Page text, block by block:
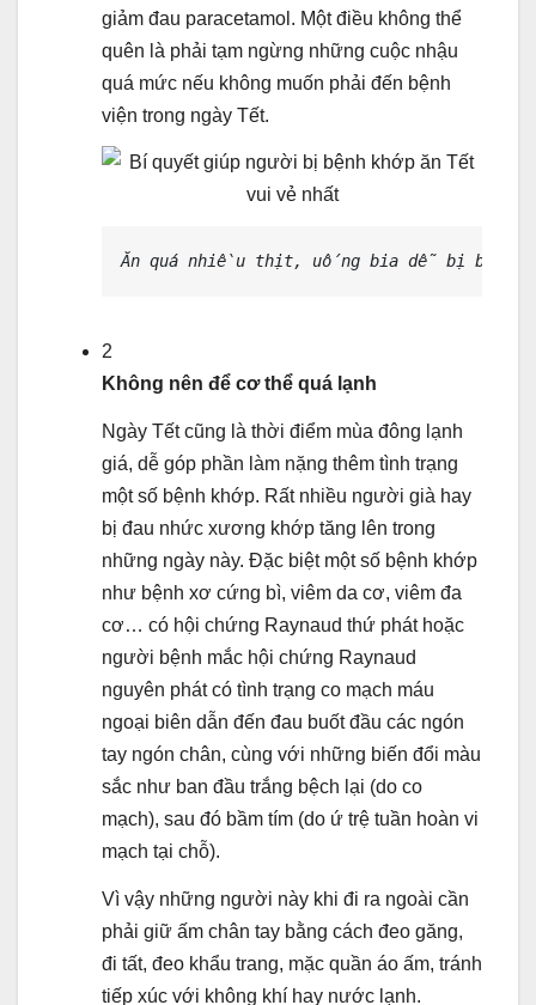
giảm đau paracetamol. Một điều không thể
quên là phải tạm ngừng những cuộc nhậu
quá mức nếu không muốn phải đến bệnh
viện trong ngày Tết.
Ăn quá nhiều thịt, uống bia dễ bị bệnh
2
Không nên để cơ thể quá lạnh
Ngày Tết cũng là thời điểm mùa đông lạnh
giá, dễ góp phần làm nặng thêm tình trạng
một số bệnh khớp. Rất nhiều người già hay
bị đau nhức xương khớp tăng lên trong
những ngày này. Đặc biệt một số bệnh khớp
như bệnh xơ cứng bì, viêm da cơ, viêm đa
cơ… có hội chứng Raynaud thứ phát hoặc
người bệnh mắc hội chứng Raynaud
nguyên phát có tình trạng co mạch máu
ngoại biên dẫn đến đau buốt đầu các ngón
tay ngón chân, cùng với những biến đổi màu
sắc như ban đầu trắng bệch lại (do co
mạch), sau đó bầm tím (do ứ trệ tuần hoàn vi
mạch tại chỗ).
Vì vậy những người này khi đi ra ngoài cần
phải giữ ấm chân tay bằng cách đeo găng,
đi tất, đeo khẩu trang, mặc quần áo ấm, tránh
tiếp xúc với không khí hay nước lạnh.